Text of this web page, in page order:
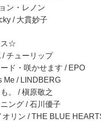
ン・レノン
/ 大貫妙子
ス☆
/ チューリップ
ド・咲かせます / EPO
Me / LINDBERG
。 / 槇原敬之
ング / 石川優子
オリン / THE BLUE